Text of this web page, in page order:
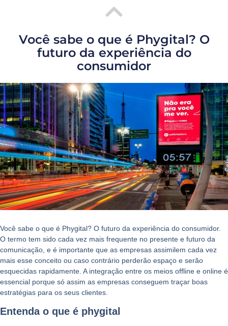
Você sabe o que é Phygital? O
futuro da experiência do
consumidor
Você sabe o que é Phygital? O futuro da experiência do consumidor.
O termo tem sido cada vez mais frequente no presente e futuro da
comunicação, e é importante que as empresas assimilem cada vez
mais esse conceito ou caso contrário perderão espaço e serão
esquecidas rapidamente. A integração entre os meios offline e online é
essencial porque só assim as empresas conseguem traçar boas
estratégias para os seus clientes.
Entenda o que é phygital